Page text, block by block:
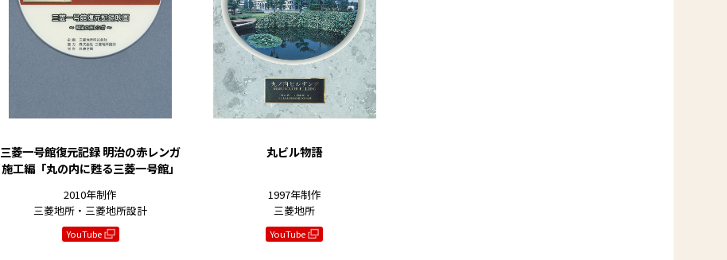
三菱一号館復元記録明治の赤レンガ
施工編「丸の内に甦る三菱一号館」
2010年制作
三菱地所・三菱地所設計
YouTube
丸ビル物語
1997年制作
三菱地所
YouTube